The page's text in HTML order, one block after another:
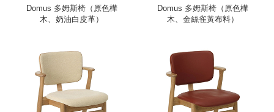
Domus 多姆斯椅（原色樺
木、奶油白皮革）
Domus 多姆斯椅（原色樺
木、金絲雀黃布料）